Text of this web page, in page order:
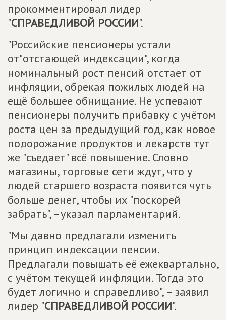
прокомментировал лидер
"СПРАВЕДЛИВОЙ РОССИИ".
"Российские пенсионеры устали
от"отстающей индексации", когда
номинальный рост пенсий отстает от
инфляции, обрекая пожилых людей на
ещё большее обнищание. Не успевают
пенсионеры получить прибавку с учётом
роста цен за предыдущий год, как новое
подорожание продуктов и лекарств тут
же "съедает" всё повышение. Словно
магазины, торговые сети ждут, что у
людей старшего возраста появится чуть
больше денег, чтобы их "поскорей
забрать", –указал парламентарий.
"Мы давно предлагали изменить
принцип индексации пенсии.
Предлагали повышать её ежеквартально,
с учётом текущей инфляции. Тогда это
будет логично и справедливо", – заявил
лидер "СПРАВЕДЛИВОЙ РОССИИ".